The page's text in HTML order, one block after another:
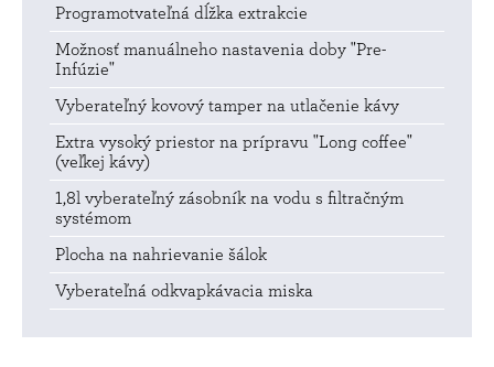
Programotvateľná dĺžka extrakcie
Možnosť manuálneho nastavenia doby "Pre-
Infúzie"
Vyberateľný kovový tamper na utlačenie kávy
Extra vysoký priestor na prípravu "Long coffee"
(veľkej kávy)
1,8l vyberateľný zásobník na vodu s filtračným
systémom
Plocha na nahrievanie šálok
Vyberateľná odkvapkávacia miska